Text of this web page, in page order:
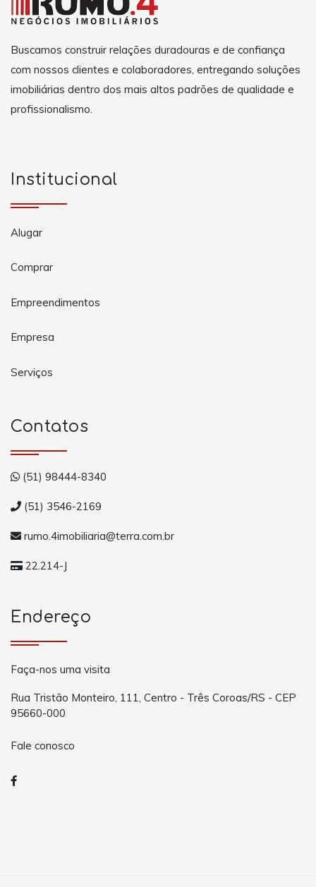
Buscamos construir relações duradouras e de confiança
com nossos clientes e colaboradores, entregando soluções
imobiliárias dentro dos mais altos padrões de qualidade e
profissionalismo.
Institucional
Alugar
Comprar
Empreendimentos
Empresa
Serviços
Contatos
(51) 98444-8340
(51) 3546-2169
rumo.4imobiliaria@terra.com.br
22.214-J
Endereço
Faça-nos uma visita
Rua Tristão Monteiro, 111, Centro - Três Coroas/RS - CEP
95660-000
Fale conosco